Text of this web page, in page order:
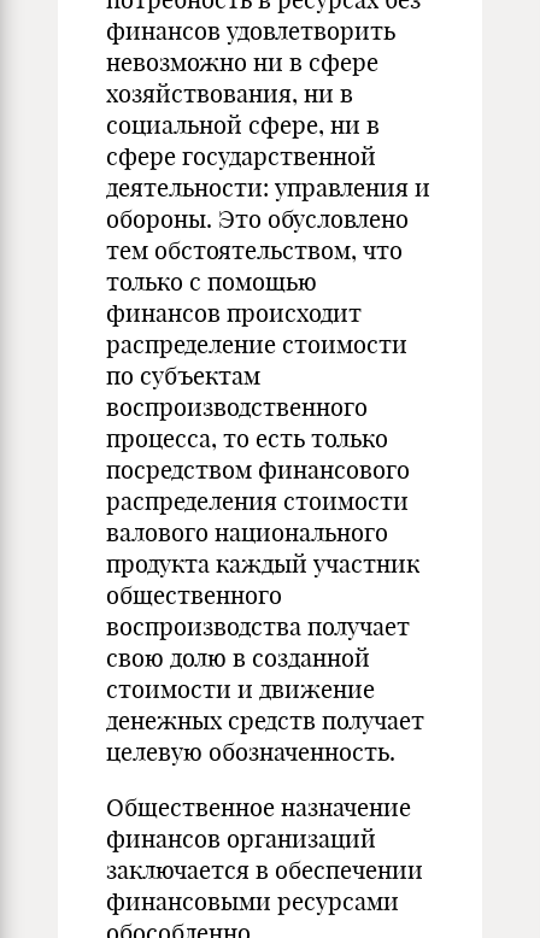
финансов удовлетворить
невозможно ни в сфере
хозяйствования, ни в
социальной сфере, ни в
сфере государственной
деятельности: управления и
обороны. Это обусловлено
тем обстоятельством, что
только с помощью
финансов происходит
распределение стоимости
по субъектам
воспроизводственного
процесса, то есть только
посредством финансового
распределения стоимости
валового национального
продукта каждый участник
общественного
воспроизводства получает
свою долю в созданной
стоимости и движение
денежных средств получает
целевую обозначенность.
Общественное назначение
финансов организаций
заключается в обеспечении
финансовыми ресурсами